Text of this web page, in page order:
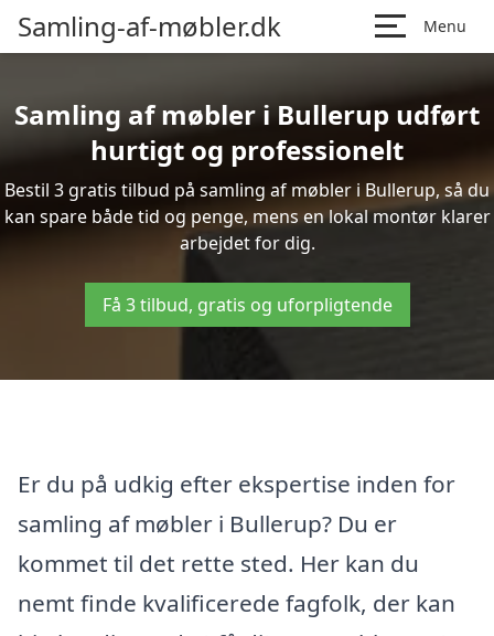
Samling-af-møbler.dk Menu
Samling af møbler i Bullerup udført
hurtigt og professionelt
Bestil 3 gratis tilbud på samling af møbler i Bullerup, så du
kan spare både tid og penge, mens en lokal montør klarer
arbejdet for dig.
Få 3 tilbud, gratis og uforpligtende
Er du på udkig efter ekspertise inden for
samling af møbler i Bullerup? Du er
kommet til det rette sted. Her kan du
nemt finde kvalificerede fagfolk, der kan